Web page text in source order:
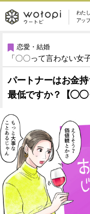
わたし
アッ
wotopi
-
ウ
ト
ピ
メ
ュ
ー
恋愛・結婚
美容・コスメ
健康
ライフスタイル
ソーシャル
アイテム
恋愛・結婚
「〇〇って言わない女
パートナーはお金
最低ですか？【◯◯